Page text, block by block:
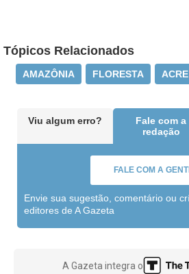
Tópicos Relacionados
AMAZÔNIA FLORESTA ACRE
Viu algum erro?
Fale com a
redação
FALE COM A
Envie sua sugestão, comentário ou
editores de A Gazeta
A Gazeta integra o